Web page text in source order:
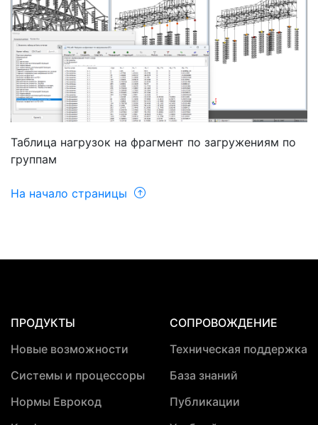
Таблица нагрузок на фрагмент по загружениям по
группам
На начало страницы
ПРОДУКТЫ
Новые возможности
Системы и процессоры
Нормы Еврокод
СОПРОВОЖДЕНИЕ
Техническая поддержка
База знаний
Публикации